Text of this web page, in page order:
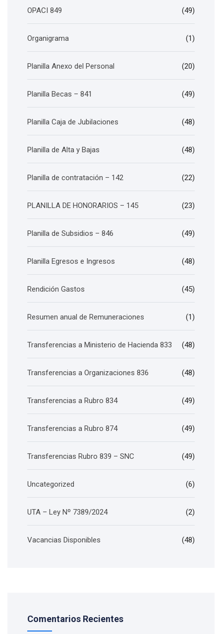
OPACI 849 (49)
Organigrama (1)
Planilla Anexo del Personal (20)
Planilla Becas – 841 (49)
Planilla Caja de Jubilaciones (48)
Planilla de Alta y Bajas (48)
Planilla de contratación – 142 (22)
PLANILLA DE HONORARIOS – 145 (23)
Planilla de Subsidios – 846 (49)
Planilla Egresos e Ingresos (48)
Rendición Gastos (45)
Resumen anual de Remuneraciones (1)
Transferencias a Ministerio de Hacienda 833 (48)
Transferencias a Organizaciones 836 (48)
Transferencias a Rubro 834 (49)
Transferencias a Rubro 874 (49)
Transferencias Rubro 839 – SNC (49)
Uncategorized (6)
UTA – Ley Nº 7389/2024 (2)
Vacancias Disponibles (48)
Comentarios Recientes